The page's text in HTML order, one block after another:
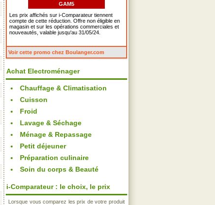
GAM5
Les prix affichés sur i-Comparateur tiennent
compte de cette réduction. Offre non éligible en
magasin et sur les opérations commerciales et
nouveautés, valable jusqu'au 31/05/24.
Voir cette promo chez Boulanger.com
Achat Electroménager
Chauffage & Climatisation
Cuisson
Froid
Lavage & Séchage
Ménage & Repassage
Petit déjeuner
Préparation culinaire
Soin du corps & Beauté
i-Comparateur : le choix, le prix
Lorsque vous comparez les prix de votre produit